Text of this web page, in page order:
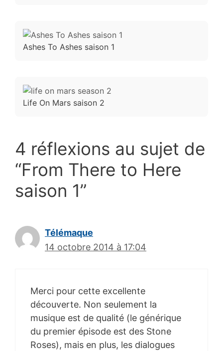
Ashes To Ashes saison 1
Life On Mars saison 2
4 réflexions au sujet de
“From There to Here
saison 1”
Télémaque
14 octobre 2014 à 17:04
Merci pour cette excellente
découverte. Non seulement la
musique est de qualité (le générique
du premier épisode est des Stone
Roses), mais en plus, les dialogues